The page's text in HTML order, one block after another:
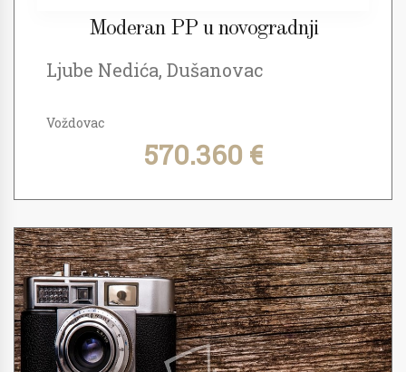
Moderan PP u novogradnji
Ljube Nedića, Dušanovac
Voždovac
570.360 €